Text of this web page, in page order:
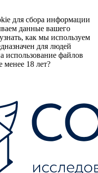
для сбора информации
данные вашего
как мы используем
для людей
использование файлов
менее 18 лет?